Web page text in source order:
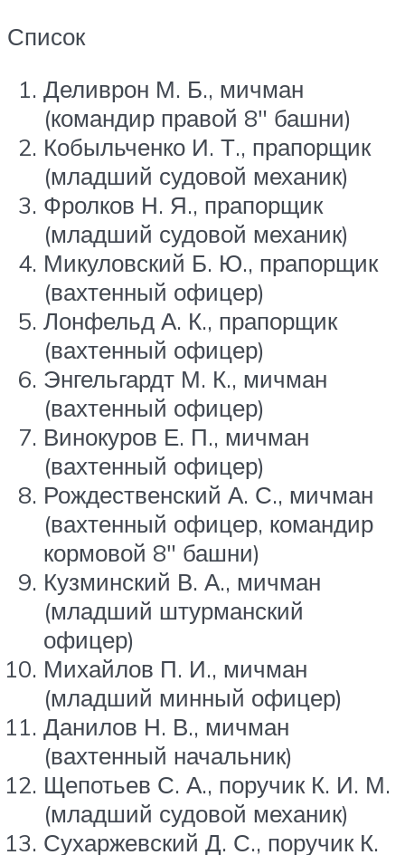
Список
Деливрон М. Б., мичман
(командир правой 8″ башни)
Кобыльченко И. Т., прапорщик
(младший судовой механик)
Фролков Н. Я., прапорщик
(младший судовой механик)
Микуловский Б. Ю., прапорщик
(вахтенный офицер)
Лонфельд А. К., прапорщик
(вахтенный офицер)
Энгельгардт М. К., мичман
(вахтенный офицер)
Винокуров Е. П., мичман
(вахтенный офицер)
Рождественский А. С., мичман
(вахтенный офицер, командир
кормовой 8″ башни)
Кузминский В. А., мичман
(младший штурманский
офицер)
Михайлов П. И., мичман
(младший минный офицер)
Данилов Н. В., мичман
(вахтенный начальник)
Щепотьев С. А., поручик К. И. М.
(младший судовой механик)
Сухаржевский Д. С., поручик К.